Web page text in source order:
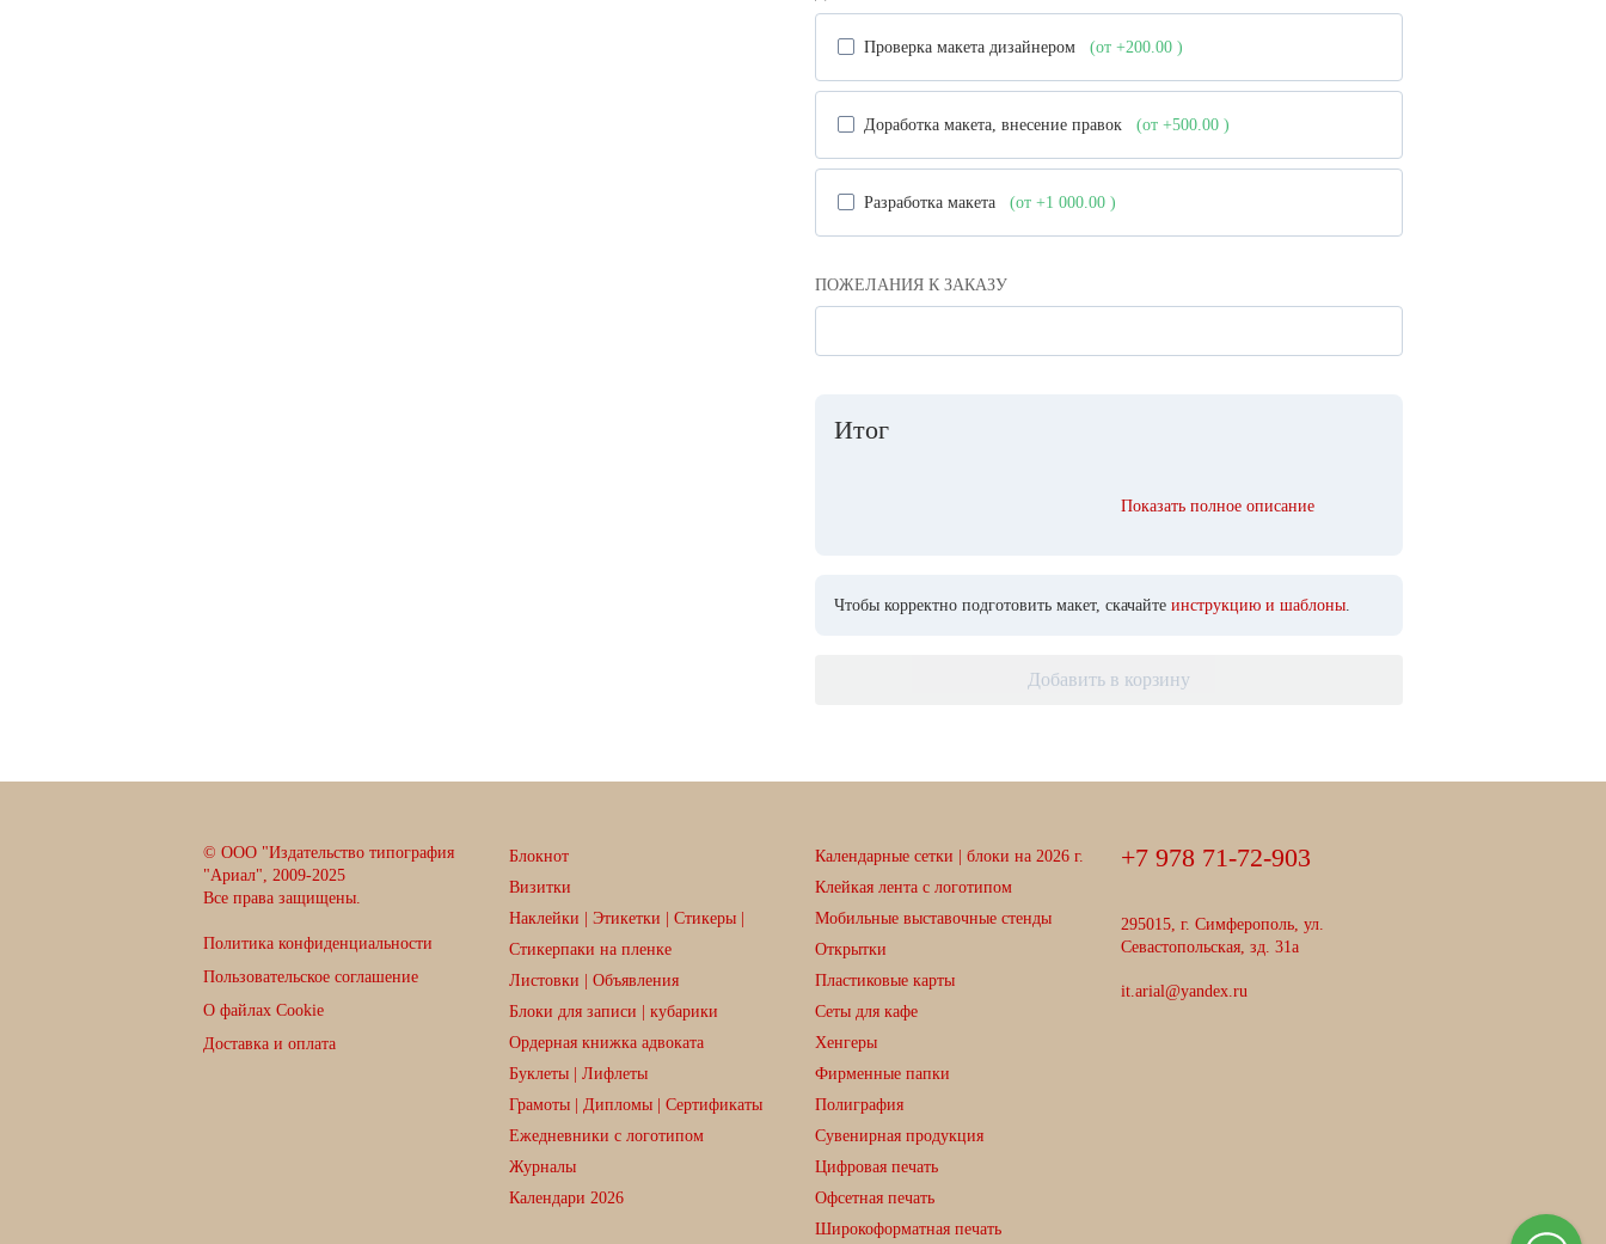
Проверка макета дизайнером (от +200.00 )
Доработка макета, внесение правок (от +500.00 )
Разработка макета (от +1 000.00 )
ПОЖЕЛАНИЯ К ЗАКАЗУ
Итог
Показать полное описание
Чтобы корректно подготовить макет, скачайте инструкцию и шаблоны
Добавить в корзину
© ООО "Издательство типография
"Ариал", 2009-2025
Все права защищены.
Политика конфиденциальности
Пользовательское соглашение
О файлах Cookie
Доставка и оплата
Блокнот
Визитки
Наклейки | Этикетки | Стикеры |
Стикерпаки на пленке
Листовки | Объявления
Блоки для записи | кубарики
Ордерная книжка адвоката
Буклеты | Лифлеты
Грамоты | Дипломы | Сертификаты
Ежедневники с логотипом
Журналы
Календари 2026
Календарные сетки | блоки на 2026 г.
Клейкая лента с логотипом
Мобильные выставочные стенды
Открытки
Пластиковые карты
Сеты для кафе
Хенгеры
Фирменные папки
Полиграфия
Сувенирная продукция
Цифровая печать
Офсетная печать
Широкоформатная печать
+7 978 71-72-903
295015, г. Симферополь, ул.
Севастопольская, зд. 31а
it.arial@yandex.ru